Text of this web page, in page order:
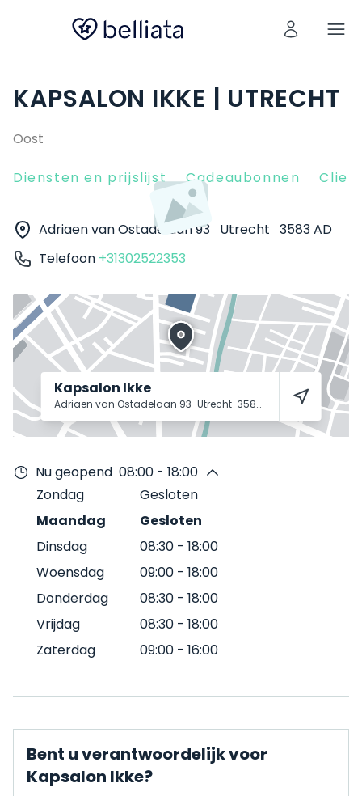
KAPSALON IKKE | UTRECHT
Oost
Diensten en prijslijst Cadeaubonnen
Adriaen van Ostadelaan 93 Utrecht 3583 AD
Telefoon +31302522353
Kapsalon Ikke
Adriaen van Ostadelaan 93 Utrecht 3583 AD
Nu geopend 08:00 - 18:00
Zondag
Gesloten
Maandag
Gesloten
Dinsdag
08:30 - 18:00
Woensdag
09:00 - 18:00
Donderdag
08:30 - 18:00
Vrijdag
08:30 - 18:00
Zaterdag
09:00 - 16:00
Bent u verantwoordelijk voor
Kapsalon Ikke?